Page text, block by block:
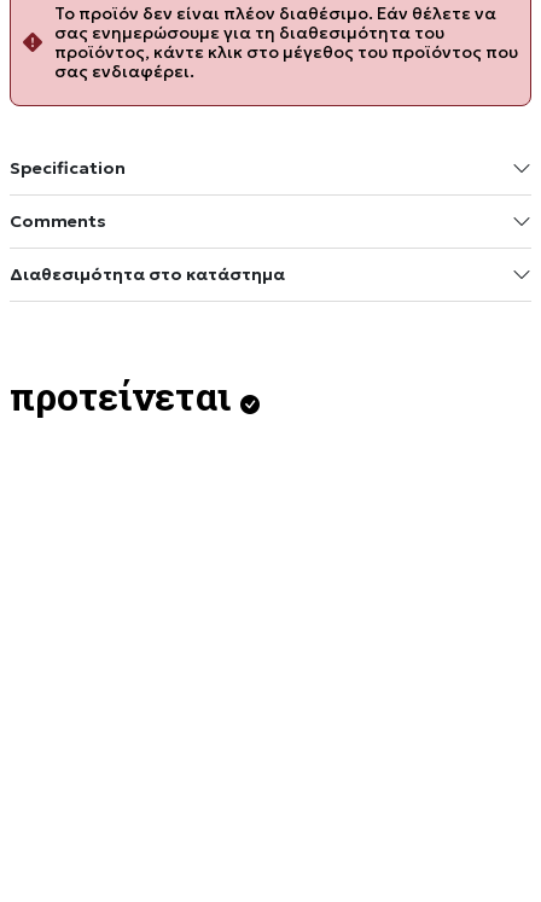
Το προϊόν δεν είναι πλέον διαθέσιμο. Εάν θέλετε να
σας ενημερώσουμε για τη διαθεσιμότητα του
προϊόντος, κάντε κλικ στο μέγεθος του προϊόντος που
σας ενδιαφέρει.
Specification
Comments
Διαθεσιμότητα στο κατάστημα
προτείνεται